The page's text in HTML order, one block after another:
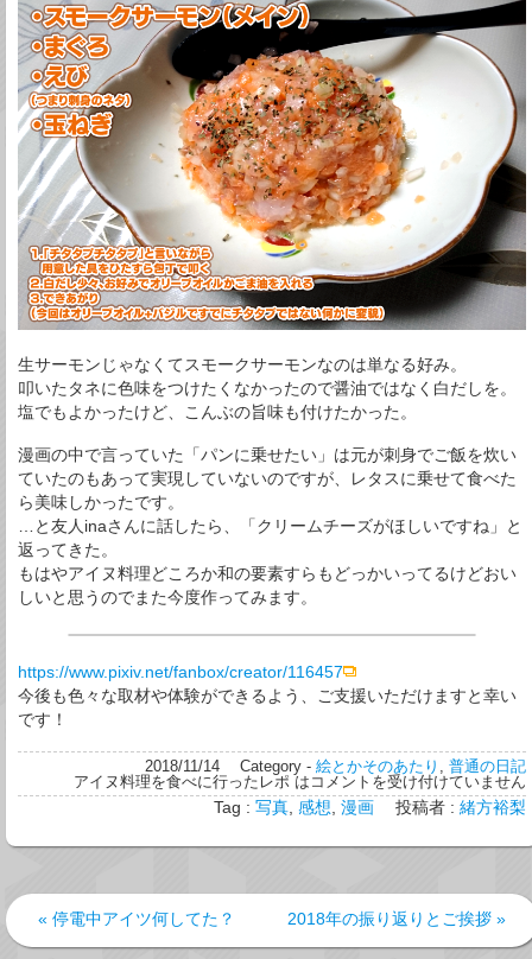
生サーモンじゃなくてスモークサーモンなのは単なる好み。
叩いたタネに色味をつけたくなかったので醤油ではなく白だしを。
塩でもよかったけど、こんぶの旨味も付けたかった。
漫画の中で言っていた「パンに乗せたい」は元が刺身でご飯を炊い
ていたのもあって実現していないのですが、レタスに乗せて食べた
ら美味しかったです。
…と友人inaさんに話したら、「クリームチーズがほしいですね」と
返ってきた。
もはやアイヌ料理どころか和の要素すらもどっかいってるけどおい
しいと思うのでまた今度作ってみます。
https://www.pixiv.net/fanbox/creator/116457
今後も色々な取材や体験ができるよう、ご支援いただけますと幸い
です！
2018/11/14 Category - 絵とかそのあたり
普通の日記
アイヌ料理を食べに行ったレポ は コメントを受け付けていません
Tag :写真 ,感想 ,漫画 投稿者 : 緒方裕梨
« 停電中アイツ何してた？ 2018年の振り返りとご挨拶 »